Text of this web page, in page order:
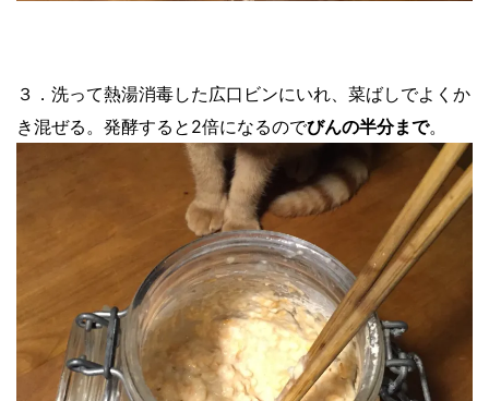
３．洗って熱湯消毒した広口ビンにいれ、菜ばしでよくか
き混ぜる。発酵すると2倍になるのでびんの半分まで。